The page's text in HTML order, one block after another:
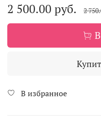
2 500.00 руб. 2
В избранное